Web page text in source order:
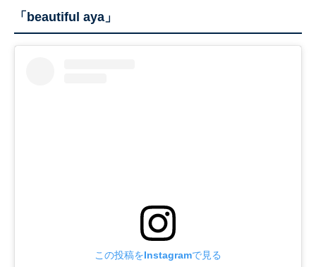
「beautiful aya」
この投稿をInstagramで見る